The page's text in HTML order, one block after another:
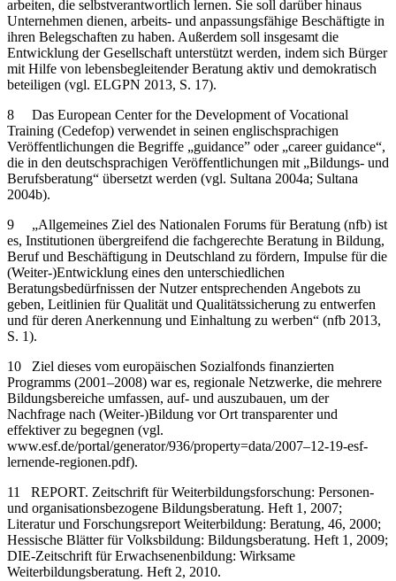
arbeiten, die selbstverantwortlich lernen. Sie soll darüber hinaus
Unternehmen dienen, arbeits- und anpassungsfähige Beschäftigte in
ihren Belegschaften zu haben. Außerdem soll insgesamt die
Entwicklung der Gesellschaft unterstützt werden, indem sich Bürger
mit Hilfe von lebensbegleitender Beratung aktiv und demokratisch
beteiligen (vgl. ELGPN 2013, S. 17).
8
Das European Center for the Development of Vocational
Training (Cedefop) verwendet in seinen englischsprachigen
Veröffentlichungen die Begriffe „guidance” oder „career guidance“,
die in den deutschsprachigen Veröffentlichungen mit „Bildungs- und
Berufsberatung“ übersetzt werden (vgl. Sultana 2004a; Sultana
2004b).
9
„Allgemeines Ziel des Nationalen Forums für Beratung (nfb) ist
es, Institutionen übergreifend die fachgerechte Beratung in Bildung,
Beruf und Beschäftigung in Deutschland zu fördern, Impulse für die
(Weiter-)Entwicklung eines den unterschiedlichen
Beratungsbedürfnissen der Nutzer entsprechenden Angebots zu
geben, Leitlinien für Qualität und Qualitätssicherung zu entwerfen
und für deren Anerkennung und Einhaltung zu werben“ (nfb 2013,
S. 1).
10
Ziel dieses vom europäischen Sozialfonds finanzierten
Programms (2001–2008) war es, regionale Netzwerke, die mehrere
Bildungsbereiche umfassen, auf- und auszubauen, um der
Nachfrage nach (Weiter-)Bildung vor Ort transparenter und
effektiver zu begegnen (vgl.
www.esf.de/portal/generator/936/property=data/2007–12-19-esf-
lernende-regionen.pdf).
11
REPORT. Zeitschrift für Weiterbildungsforschung: Personen-
und organisationsbezogene Bildungsberatung. Heft 1, 2007;
Literatur und Forschungsreport Weiterbildung: Beratung, 46, 2000;
Hessische Blätter für Volksbildung: Bildungsberatung. Heft 1, 2009;
DIE-Zeitschrift für Erwachsenenbildung: Wirksame
Weiterbildungsberatung. Heft 2, 2010.